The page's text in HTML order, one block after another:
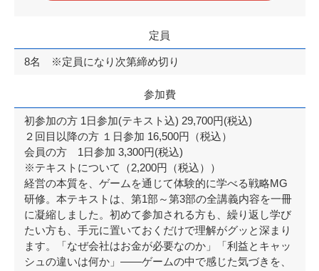
定員
8名 ※定員になり次第締め切り
参加費
初参加の方 1日参加(テキスト込) 29,700円(税込)
２回目以降の方 １日参加 16,500円（税込）
会員の方 1日参加 3,300円(税込)
※テキストについて（2,200円（税込））
経営の本質を、ゲームを通じて体験的に学べる戦略MG
研修。本テキストは、第1部～第3部の全講義内容を一冊
に凝縮しました。初めて参加される方も、繰り返し学び
たい方も、手元に置いておくだけで理解がグッと深まり
ます。「なぜ会社はお金が必要なのか」「利益とキャッ
シュの違いは何か」——ゲームの中で感じた気づきを、